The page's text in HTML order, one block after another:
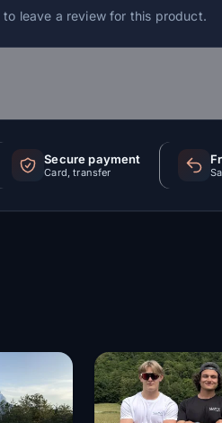
to leave a review for this product.
Secure payment
Card, transfer